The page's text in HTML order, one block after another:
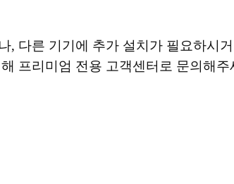
, 다른 기기에 추가 설치가 필요하시
프리미엄 전용 고객센터로 문의해주